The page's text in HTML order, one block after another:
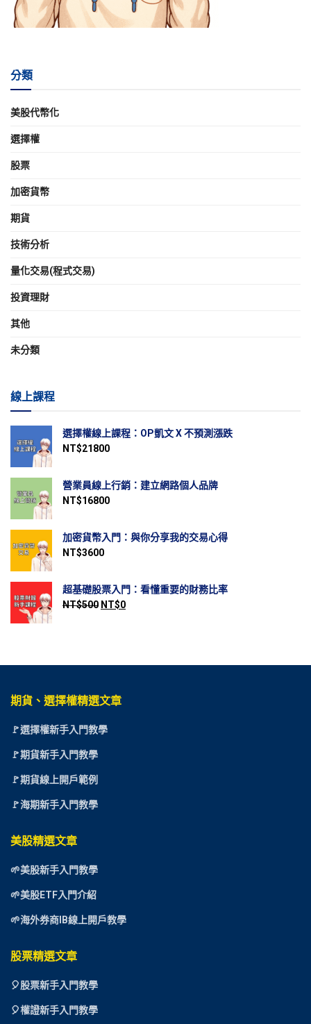
分類
美股代幣化
選擇權
股票
加密貨幣
期貨
技術分析
量化交易(程式交易)
投資理財
其他
未分類
線上課程
選擇權線上課程：OP凱文 X 不預測漲跌
NT$21800
營業員線上行銷：建立網路個人品牌
NT$16800
加密貨幣入門：與你分享我的交易心得
NT$3600
超基礎股票入門：看懂重要的財務比率
NT$500 NT$0
期貨、選擇權精選文章
🚩選擇權新手入門教學
🚩期貨新手入門教學
🚩期貨線上開戶範例
🚩海期新手入門教學
美股精選文章
🌱美股新手入門教學
🌱美股ETF入門介紹
🌱海外券商IB線上開戶教學
股票精選文章
🎈股票新手入門教學
🎈權證新手入門教學